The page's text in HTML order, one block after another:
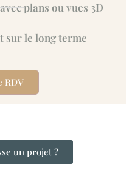
plans ou vues 3D
sur le long terme
RDV
un projet ?